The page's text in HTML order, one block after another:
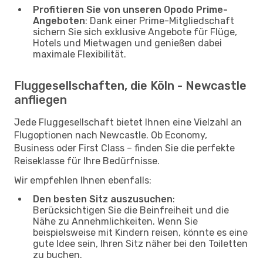
Profitieren Sie von unseren Opodo Prime-
Angeboten: Dank einer Prime-Mitgliedschaft
sichern Sie sich exklusive Angebote für Flüge,
Hotels und Mietwagen und genießen dabei
maximale Flexibilität.
Fluggesellschaften, die Köln - Newcastle
anfliegen
Jede Fluggesellschaft bietet Ihnen eine Vielzahl an
Flugoptionen nach Newcastle. Ob Economy,
Business oder First Class – finden Sie die perfekte
Reiseklasse für Ihre Bedürfnisse.
Wir empfehlen Ihnen ebenfalls:
Den besten Sitz auszusuchen:
Berücksichtigen Sie die Beinfreiheit und die
Nähe zu Annehmlichkeiten. Wenn Sie
beispielsweise mit Kindern reisen, könnte es eine
gute Idee sein, Ihren Sitz näher bei den Toiletten
zu buchen.